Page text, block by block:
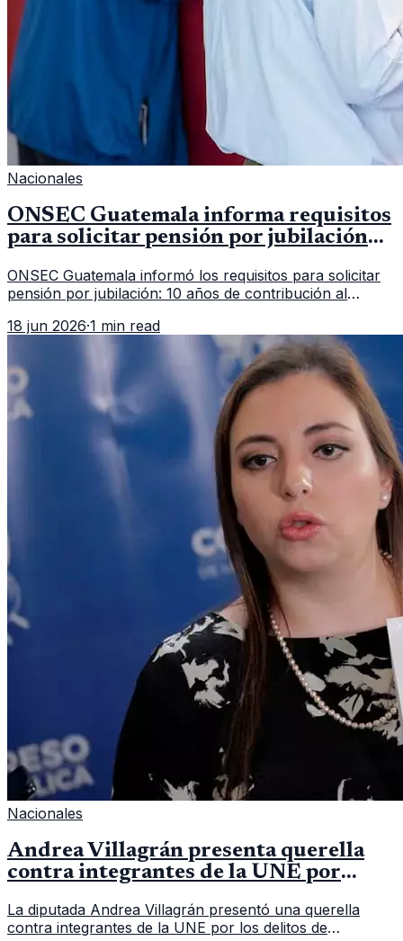
Nacionales
ONSEC Guatemala informa requisitos
para solicitar pensión por jubilación
ONSEC Guatemala informó los requisitos para solicitar
pensión por jubilación: 10 años de contribución al
importar edad.
18 jun 2026·1 min read
Nacionales
Andrea Villagrán presenta querella
contra integrantes de la UNE por
La diputada Andrea Villagrán presentó una querella
contra integrantes de la UNE por los delitos de